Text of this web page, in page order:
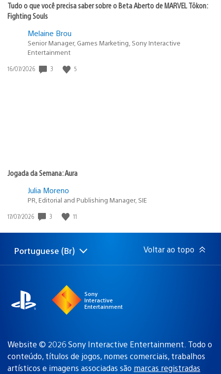
Tudo o que você precisa saber sobre o Beta Aberto de MARVEL Tōkon:
Fighting Souls
Melaine Brou
Senior Manager, Games Marketing, Sony Interactive
Entertainment
Data
16/07/2026 3 5
Jogada da Semana: Aura
Julia Moreno
PR, Editorial and Publishing Manager, SIE
Data
publicação:
17/07/2026 3 11
Selecione
uma
Região
atual:
Portuguese (Br) Voltar ao topo
Sony
Interactive
Entertainment
Website © 2026 Sony Interactive Entertainment. Todo o
conteúdo, títulos de jogos, nomes comerciais, trabalhos
artísticos e imagens associadas são marcas registradas